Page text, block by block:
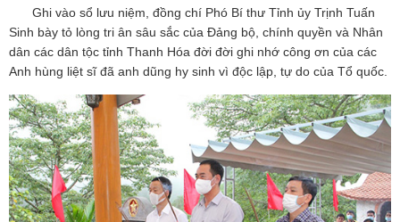
Ghi vào sổ lưu niệm, đồng chí Phó Bí thư Tỉnh ủy Trịnh Tuấn
Sinh bày tỏ lòng tri ân sâu sắc của Đảng bộ, chính quyền và Nhân
dân các dân tộc tỉnh Thanh Hóa đời đời ghi nhớ công ơn của các
Anh hùng liệt sĩ đã anh dũng hy sinh vì độc lập, tự do của Tổ quốc.